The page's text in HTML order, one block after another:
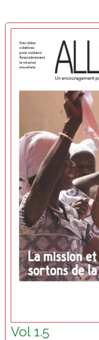
Vol 1.5